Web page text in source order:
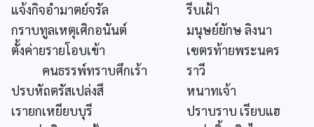
แจ้งกิจอำมาตย์จรัล
รีบเฝ้า
กราบทูลเหตุเศิกอนันต์
มนุษย์ยักษ ลิงนา
ตั้งค่ายรายโอบเข้า
เฃตรท้ายพระนคร
คนธรรพ์ทราบศึกเร้า
ราวี
ปรบหัถตรัสเปล่งสี
หนาทเจ้า
เรายกเหยียบบุรี
ปราบราบ เรียบแฮ